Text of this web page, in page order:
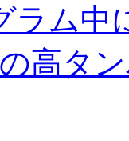
ラム
高タ